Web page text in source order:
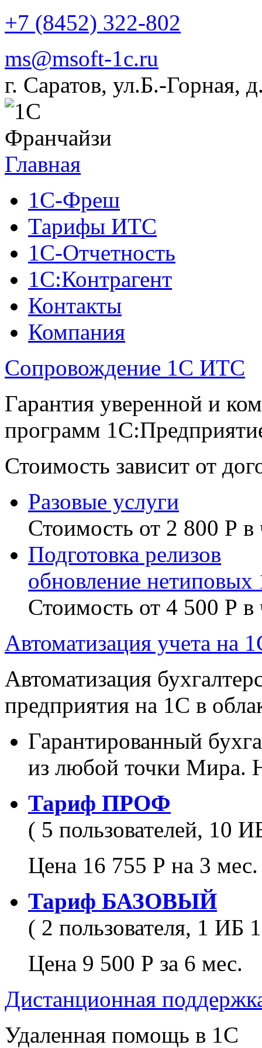
+7 (8452) 322-802
ms@msoft-1c.ru
г. Саратов, ул.Б.-Горная,
Главная
1С-Фреш
Тарифы ИТС
1С-Отчетность
1С:Контрагент
Контакты
Компания
Сопровождение 1С ИТС
Гарантия уверенной и
программ
Стоимость зависит от
Разовые услуги
Стоимость от 2 800 Р в
Подготовка релизов
обновление нетиповых
Стоимость от 4 500 Р в
Автоматизация учета на
Автоматизация
предприятия на 1С в
Гарантированный
из любой точки Мира.
Тариф ПРОФ
( 5 пользователей, 10
Цена 16 755 Р на 3 мес.
Тариф БАЗОВЫЙ
( 2 пользователя, 1 ИБ
Цена 9 500 Р за 6 мес.
Дистанционная
Удаленная помощь в 1С